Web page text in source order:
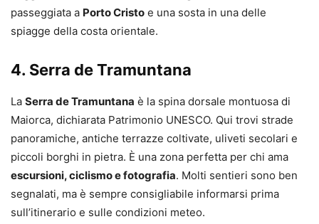
passeggiata a Porto Cristo e una sosta in una delle
spiagge della costa orientale.
4. Serra de Tramuntana
La Serra de Tramuntana è la spina dorsale montuosa di
Maiorca, dichiarata Patrimonio UNESCO. Qui trovi strade
panoramiche, antiche terrazze coltivate, uliveti secolari e
piccoli borghi in pietra. È una zona perfetta per chi ama
escursioni, ciclismo e fotografia. Molti sentieri sono ben
segnalati, ma è sempre consigliabile informarsi prima
sull’itinerario e sulle condizioni meteo.